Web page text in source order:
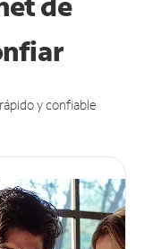
y confiable